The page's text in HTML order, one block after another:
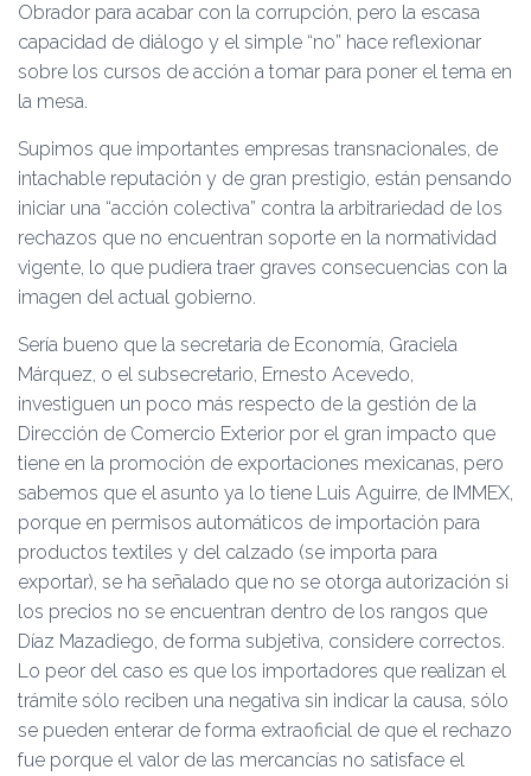
Obrador para acabar con la corrupción, pero la escasa
capacidad de diálogo y el simple “no” hace reflexionar
sobre los cursos de acción a tomar para poner el tema en
la mesa.
Supimos que importantes empresas transnacionales, de
intachable reputación y de gran prestigio, están pensando
iniciar una “acción colectiva” contra la arbitrariedad de los
rechazos que no encuentran soporte en la normatividad
vigente, lo que pudiera traer graves consecuencias con la
imagen del actual gobierno.
Sería bueno que la secretaria de Economía, Graciela
Márquez, o el subsecretario, Ernesto Acevedo,
investiguen un poco más respecto de la gestión de la
Dirección de Comercio Exterior por el gran impacto que
tiene en la promoción de exportaciones mexicanas, pero
sabemos que el asunto ya lo tiene Luis Aguirre, de IMMEX,
porque en permisos automáticos de importación para
productos textiles y del calzado (se importa para
exportar), se ha señalado que no se otorga autorización si
los precios no se encuentran dentro de los rangos que
Díaz Mazadiego, de forma subjetiva, considere correctos.
Lo peor del caso es que los importadores que realizan el
trámite sólo reciben una negativa sin indicar la causa, sólo
se pueden enterar de forma extraoficial de que el rechazo
fue porque el valor de las mercancías no satisface el